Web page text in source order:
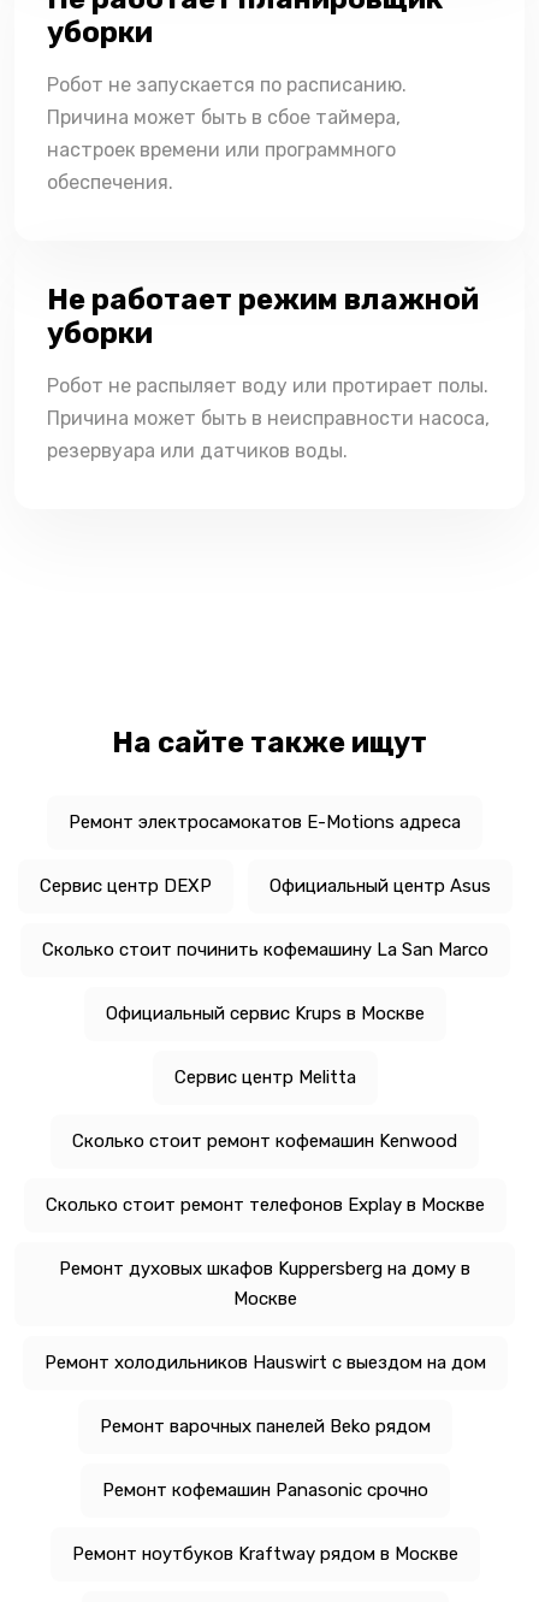
уборки
Робот не запускается по расписанию.
Причина может быть в сбое таймера,
настроек времени или программного
обеспечения.
Не работает режим влажной
уборки
Робот не распыляет воду или протирает полы.
Причина может быть в неисправности насоса,
резервуара или датчиков воды.
На сайте также ищут
Ремонт электросамокатов E-Motions адреса
Сервис центр DEXP Официальный центр Asus
Сколько стоит починить кофемашину La San Marco
Официальный сервис Krups в Москве
Сервис центр Melitta
Сколько стоит ремонт кофемашин Kenwood
Сколько стоит ремонт телефонов Explay в Москве
Ремонт духовых шкафов Kuppersberg на дому в
Москве
Ремонт холодильников Hauswirt с выездом на дом
Ремонт варочных панелей Beko рядом
Ремонт кофемашин Panasonic срочно
Ремонт ноутбуков Kraftway рядом в Москве